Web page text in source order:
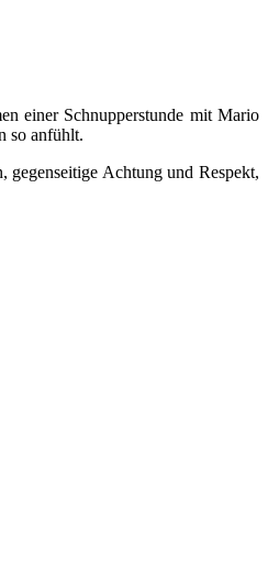
einer Schnupperstunde mit Mario
so anfühlt.
gegenseitige Achtung und Respekt,